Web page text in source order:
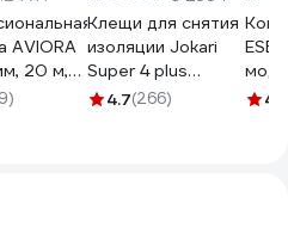
AVIORA
20 м,
030
Клещи для снятия
изоляции Jokari
Super 4 plus
20050
4.7(266)
АС-
4.1